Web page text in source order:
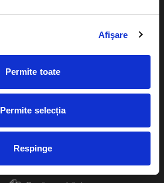
Afişare
Permite toate
Permite selecția
Respinge
Cum comand bilete?
Plata online sau cash
Livrare prin curier
Returnare bilete